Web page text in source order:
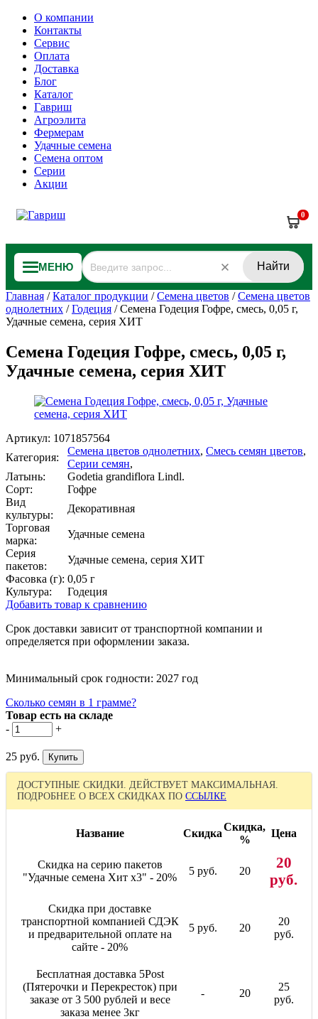
О компании
Контакты
Сервис
Оплата
Доставка
Блог
Каталог
Гавриш
Агроэлита
Фермерам
Удачные семена
Семена оптом
Серии
Акции
0
МЕНЮ Найти
Главная /Каталог продукции /Семена цветов /Семена цветов
однолетних /Годеция /Семена Годеция Гофре, смесь, 0,05 г,
Удачные семена, серия ХИТ
Семена Годеция Гофре, смесь, 0,05 г,
Удачные семена, серия ХИТ
Артикул: 1071857564
Категория:
Семена цветов однолетних, Смесь семян цветов,
Серии семян,
Латынь:
Godetia grandiflora Lindl.
Сорт:
Гофре
Вид
культуры:
Декоративная
Торговая
марка:
Удачные семена
Серия
пакетов:
Удачные семена, серия ХИТ
Фасовка (г): 0,05 г
Культура:
Годеция
Добавить товар к сравнению
Срок доставки зависит от транспортной компании и
определяется при оформлении заказа.
Минимальный срок годности: 2027 год
Сколько семян в 1 грамме?
Товар есть на складе
-
+
25 руб.
ДОСТУПНЫЕ СКИДКИ. ДЕЙСТВУЕТ МАКСИМАЛЬНАЯ.
ПОДРОБНЕЕ О ВСЕХ СКИДКАХ ПО ССЫЛКЕ
Название Скидка
Скидка,
%
Цена
Скидка на серию пакетов
"Удачные семена Хит x3" - 20%
5 руб. 20
20
руб.
Скидка при доставке
транспортной компанией СДЭК
и предварительной оплате на
сайте - 20%
5 руб. 20
20
руб.
Бесплатная доставка 5Post
(Пятерочки и Перекресток) при
заказе от 3 500 рублей и весе
заказа менее 3кг
- 20
25
руб.